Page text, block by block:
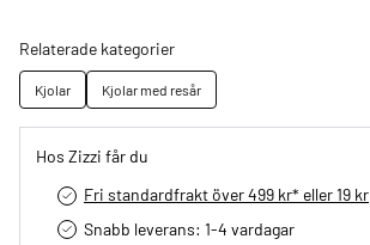
Relaterade kategorier
Kjolar Kjolar med resår
Hos Zizzi får du
Fri standardfrakt över 499 kr* eller 19 kr
Snabb leverans: 1-4 vardagar